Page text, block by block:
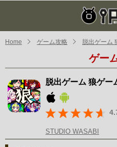
Home ゲーム攻略 脱出ゲーム
ゲー
脱出ゲーム 狼ゲー
STUDIO WASABI